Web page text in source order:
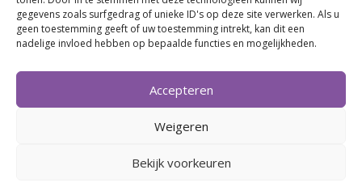
gegevens zoals surfgedrag of unieke ID's op deze site verwerken. Als u
geen toestemming geeft of uw toestemming intrekt, kan dit een
nadelige invloed hebben op bepaalde functies en mogelijkheden.
Accepteren
Weigeren
Bekijk voorkeuren
BE0746.853.082
BREI- EN HAAK-ATELJEE
Momenteel on hold wegens medische reden.
Heropstart september.